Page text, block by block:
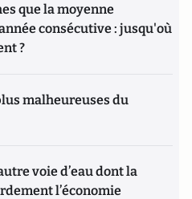
que la moyenne
consécutive : jusqu'où
?
malheureuses du
voie d’eau dont la
l’économie